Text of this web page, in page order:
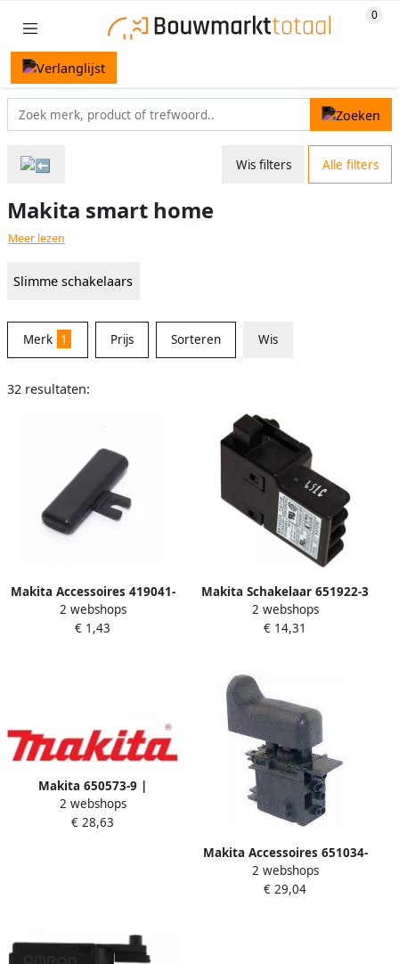
Wis filters Alle filters
Makita smart home
Meer lezen
Slimme schakelaars
Merk 1 Prijs Sorteren Wis
32 resultaten:
Makita Accessoires 419041-
9 | KNOP L+R | 419041-9
2 webshops
€ 1,43
Makita Schakelaar 651922-3
651922-3
2 webshops
€ 14,31
Makita 650573-9 |
Schakelaar
2 webshops
€ 28,63
Makita Accessoires 651034-
2 | Onderdeel
Veiligheidsschakelaar SW-42
2 webshops
€ 29,04